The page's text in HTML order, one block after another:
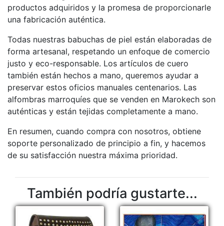
productos adquiridos y la promesa de proporcionarle
una fabricación auténtica.
Todas nuestras babuchas de piel están elaboradas de
forma artesanal, respetando un enfoque de comercio
justo y eco-responsable. Los artículos de cuero
también están hechos a mano, queremos ayudar a
preservar estos oficios manuales centenarios. Las
alfombras marroquíes que se venden en Marokech son
auténticas y están tejidas completamente a mano.
En resumen, cuando compra con nosotros, obtiene
soporte personalizado de principio a fin, y hacemos
de su satisfacción nuestra máxima prioridad.
También podría gustarte...